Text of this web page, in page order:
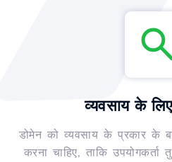
व्यवसाय के
डोमेन को व्यवसाय के प्रकार के
करना चाहिए, ताकि